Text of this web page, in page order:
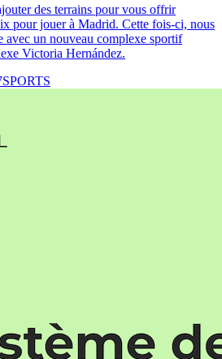
des terrains pour vous offrir
pour jouer à Madrid. Cette fois-ci, nous
avec un nouveau complexe sportif
Victoria Hernández.